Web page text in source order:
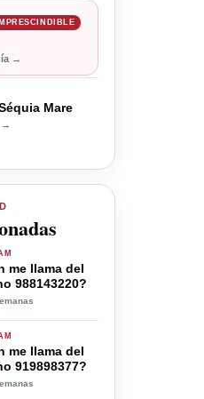
→
Mare
→
me llama del
988143220?
me llama del
919898377?